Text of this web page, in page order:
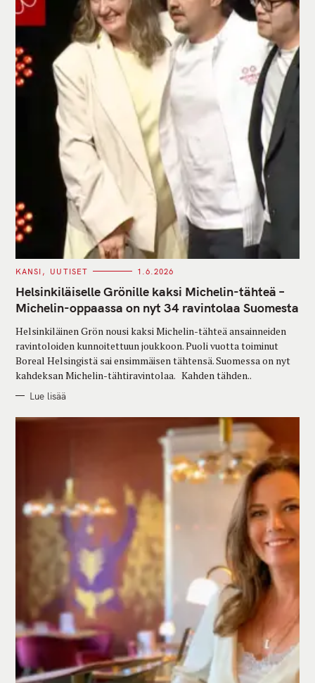
C
T
E
G
O
I
E
S
KANSI UUTISET 1.6.2026
Helsinkiläiselle Grönille kaksi Michelin-tähteä –
Michelin-oppaassa on nyt 34 ravintolaa Suomesta
Helsinkiläinen Grön nousi kaksi Michelin-tähteä ansainneiden
ravintoloiden kunnoitettuun joukkoon. Puoli vuotta toiminut
Boreal Helsingistä sai ensimmäisen tähtensä. Suomessa on nyt
kahdeksan Michelin-tähtiravintolaa. Kahden tähden..
Lue lisää